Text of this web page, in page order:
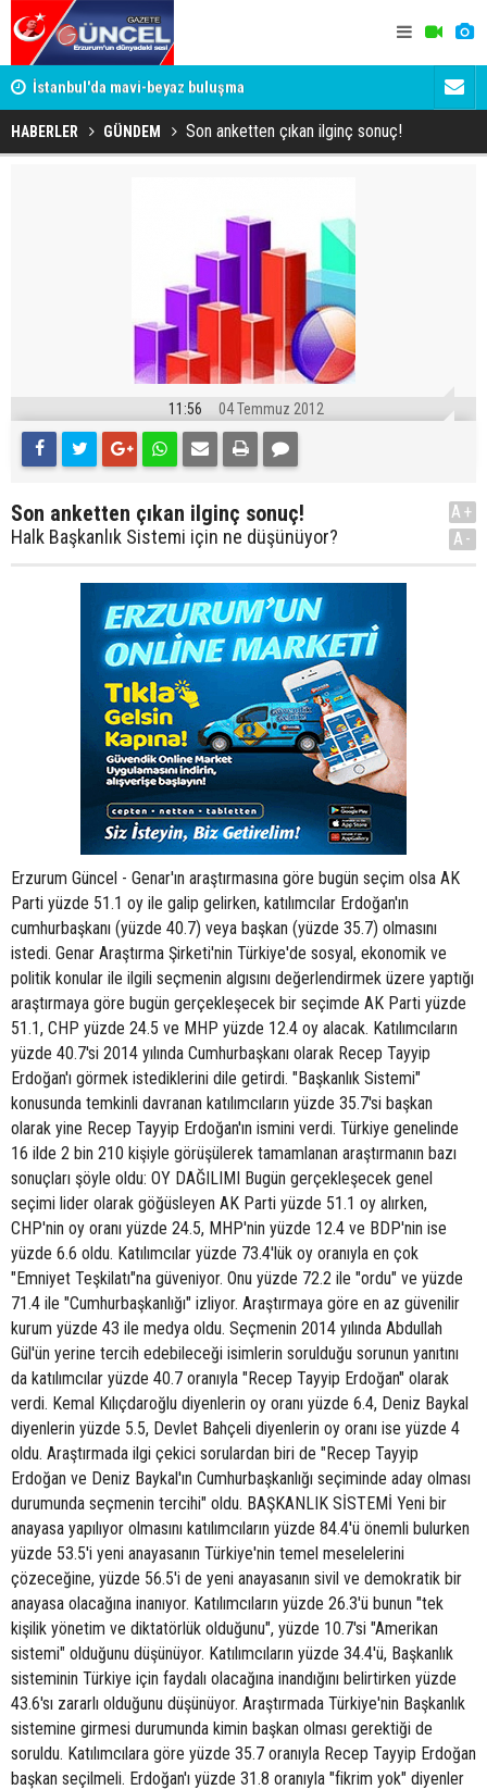
İstanbul'da mavi-beyaz buluşma
HABERLER GÜNDEM Son anketten çıkan ilginç sonuç!
11:56 04 Temmuz 2012
Son anketten çıkan ilginç sonuç!
Halk Başkanlık Sistemi için ne düşünüyor?
A+
A-
Erzurum Güncel - Genar'ın araştırmasına göre bugün seçim olsa AK
Parti yüzde 51.1 oy ile galip gelirken, katılımcılar Erdoğan'ın
cumhurbaşkanı (yüzde 40.7) veya başkan (yüzde 35.7) olmasını
istedi. Genar Araştırma Şirketi'nin Türkiye'de sosyal, ekonomik ve
politik konular ile ilgili seçmenin algısını değerlendirmek üzere yaptığı
araştırmaya göre bugün gerçekleşecek bir seçimde AK Parti yüzde
51.1, CHP yüzde 24.5 ve MHP yüzde 12.4 oy alacak. Katılımcıların
yüzde 40.7'si 2014 yılında Cumhurbaşkanı olarak Recep Tayyip
Erdoğan'ı görmek istediklerini dile getirdi. "Başkanlık Sistemi"
konusunda temkinli davranan katılımcıların yüzde 35.7'si başkan
olarak yine Recep Tayyip Erdoğan'ın ismini verdi. Türkiye genelinde
16 ilde 2 bin 210 kişiyle görüşülerek tamamlanan araştırmanın bazı
sonuçları şöyle oldu: OY DAĞILIMI Bugün gerçekleşecek genel
seçimi lider olarak göğüsleyen AK Parti yüzde 51.1 oy alırken,
CHP'nin oy oranı yüzde 24.5, MHP'nin yüzde 12.4 ve BDP'nin ise
yüzde 6.6 oldu. Katılımcılar yüzde 73.4'lük oy oranıyla en çok
"Emniyet Teşkilatı"na güveniyor. Onu yüzde 72.2 ile "ordu" ve yüzde
71.4 ile "Cumhurbaşkanlığı" izliyor. Araştırmaya göre en az güvenilir
kurum yüzde 43 ile medya oldu. Seçmenin 2014 yılında Abdullah
Gül'ün yerine tercih edebileceği isimlerin sorulduğu sorunun yanıtını
da katılımcılar yüzde 40.7 oranıyla "Recep Tayyip Erdoğan" olarak
verdi. Kemal Kılıçdaroğlu diyenlerin oy oranı yüzde 6.4, Deniz Baykal
diyenlerin yüzde 5.5, Devlet Bahçeli diyenlerin oy oranı ise yüzde 4
oldu. Araştırmada ilgi çekici sorulardan biri de "Recep Tayyip
Erdoğan ve Deniz Baykal'ın Cumhurbaşkanlığı seçiminde aday olması
durumunda seçmenin tercihi" oldu. BAŞKANLIK SİSTEMİ Yeni bir
anayasa yapılıyor olmasını katılımcıların yüzde 84.4'ü önemli bulurken
yüzde 53.5'i yeni anayasanın Türkiye'nin temel meselelerini
çözeceğine, yüzde 56.5'i de yeni anayasanın sivil ve demokratik bir
anayasa olacağına inanıyor. Katılımcıların yüzde 26.3'ü bunun "tek
kişilik yönetim ve diktatörlük olduğunu", yüzde 10.7'si "Amerikan
sistemi" olduğunu düşünüyor. Katılımcıların yüzde 34.4'ü, Başkanlık
sisteminin Türkiye için faydalı olacağına inandığını belirtirken yüzde
43.6'sı zararlı olduğunu düşünüyor. Araştırmada Türkiye'nin Başkanlık
sistemine girmesi durumunda kimin başkan olması gerektiği de
soruldu. Katılımcılara göre yüzde 35.7 oranıyla Recep Tayyip Erdoğan
başkan seçilmeli. Erdoğan'ı yüzde 31.8 oranıyla "fikrim yok" diyenler